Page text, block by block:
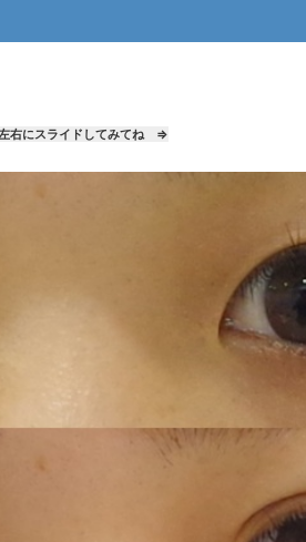
にスライドしてみてね ⇒